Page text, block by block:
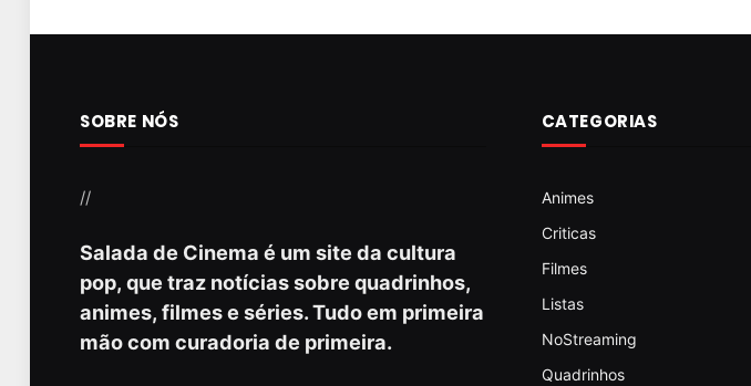
SOBRE NÓS
//
Salada de Cinema é um site da cultura
pop, que traz notícias sobre quadrinhos,
animes, filmes e séries. Tudo em primeira
mão com curadoria de primeira.
CATEGORIAS
Animes
Criticas
Filmes
Listas
NoStreaming
Quadrinhos